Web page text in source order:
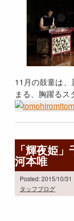
11月の鼓童は
まる、胸躍るス
「輝夜姫
河本唯
Posted: 2015/10/31
タッフブログ